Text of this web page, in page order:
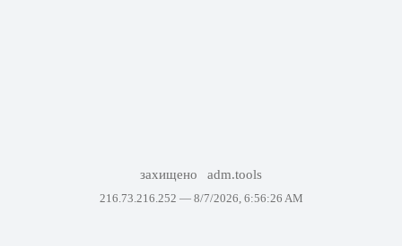
захищено adm.tools
216.73.216.252 — 8/7/2026, 6:56:26 AM